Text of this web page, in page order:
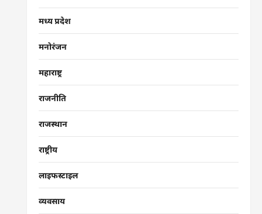
मध्य प्रदेश
मनोरंजन
महाराष्ट्र
राजनीति
राजस्थान
राष्ट्रीय
लाइफस्टाइल
व्यवसाय